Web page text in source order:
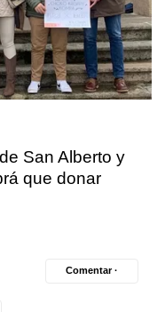
San Alberto y
que donar
Comentar ·